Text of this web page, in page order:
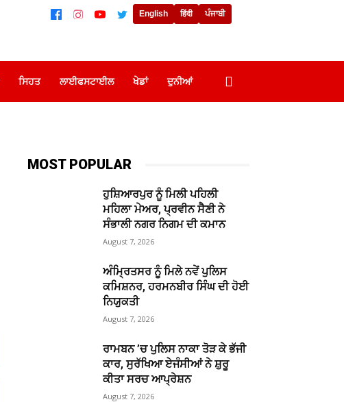
English हिंदी ਪੰਜਾਬੀ
ਸਿਹਤ ਲਾਈਫਸਟਾਈਲ ਖੇਡਾਂ ਦੁਨੀਆਂ
MOST POPULAR
ਹੁਸ਼ਿਆਰਪੁਰ ਨੂੰ ਮਿਲੀ ਪਹਿਲੀ
ਮਹਿਲਾ ਮੇਅਰ, ਪ੍ਰਵੀਨ ਸੈਣੀ ਨੇ
ਸੰਭਾਲੀ ਨਗਰ ਨਿਗਮ ਦੀ ਕਮਾਨ
August 7, 2026
ਅੰਮ੍ਰਿਤਸਰ ਨੂੰ ਮਿਲੇ ਨਵੇਂ ਪੁਲਿਸ
ਕਮਿਸ਼ਨਰ, ਹਰਮਨਬੀਰ ਸਿੰਘ ਦੀ ਹੋਈ
ਨਿਯੁਕਤੀ
August 7, 2026
ਰਾਮਬਨ ’ਚ ਪੁਲਿਸ ਨਾਕਾ ਤੋੜ ਕੇ ਭੱਜੀ
ਕਾਰ, ਸੁਰੱਖਿਆ ਏਜੰਸੀਆਂ ਨੇ ਸ਼ੁਰੂ
ਕੀਤਾ ਸਰਚ ਆਪ੍ਰੇਸ਼ਨ
August 7, 2026